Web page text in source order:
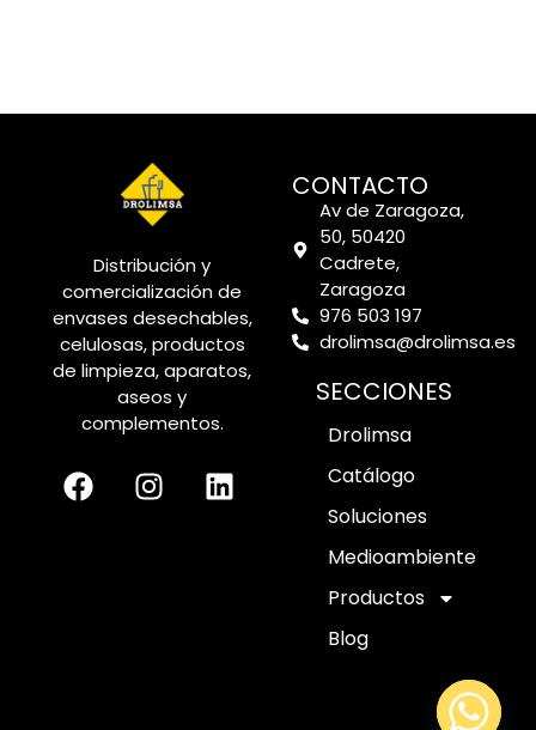
Distribución y
comercialización de
envases desechables,
celulosas, productos
de limpieza, aparatos,
aseos y
complementos.
CONTACTO
Av de Zaragoza,
50, 50420
Cadrete,
Zaragoza
976 503 197
drolimsa@drolimsa.es
SECCIONES
Drolimsa
Catálogo
Soluciones
Medioambiente
Productos
Blog